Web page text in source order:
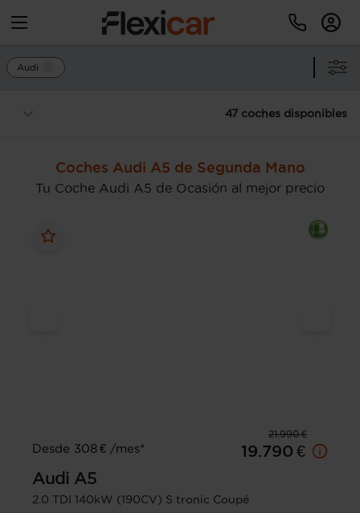
Audi
47 coches disponibles
Coches Audi A5 de Segunda Mano
Tu Coche Audi A5 de Ocasión al mejor precio
21.990 €
Desde 308 € /mes*
19.790 €
Audi A5
2.0 TDI 140kW (190CV) S tronic Coupé